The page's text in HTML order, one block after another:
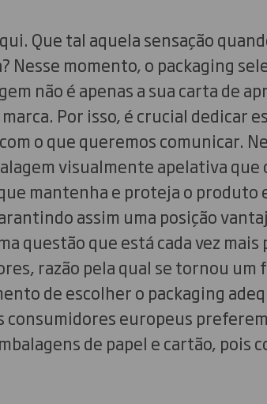
Que tal aquela sensação
Nesse momento, o packaging
não é apenas a sua carta de
Por isso, é crucial dedicar
o que queremos comunicar.
visualmente apelativa que
mantenha e proteja o produto
assim uma posição
questão que está cada vez
razão pela qual se tornou
de escolher o packaging
consumidores europeus
de papel e cartão, pois